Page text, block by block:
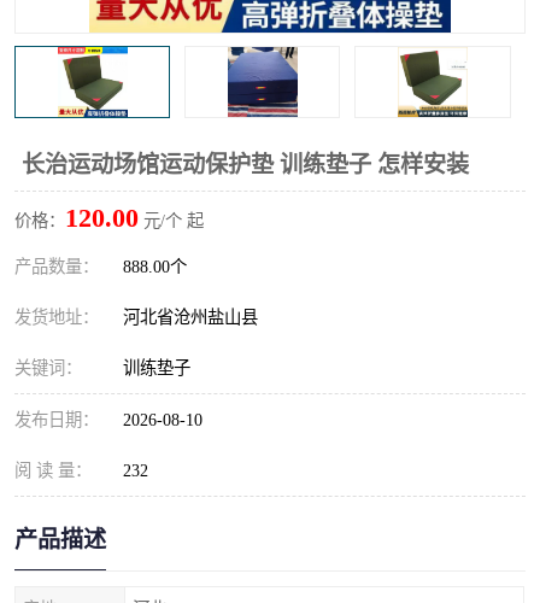
长治运动场馆运动保护垫 训练垫子 怎样安装
价格： 120.00 元/个 起
产品数量： 888.00个
发货地址： 河北省沧州盐山县
关键词： 训练垫子
发布日期： 2026-08-10
阅 读 量： 232
产品描述